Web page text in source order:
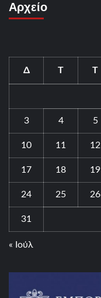
Αρχείο
Δ Τ Τ
3 4 5
10 11 12
17 18 19
24 25 26
31
« Ιούλ